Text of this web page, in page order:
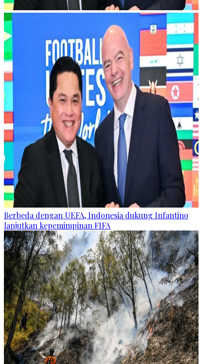
Berbeda dengan UEFA, Indonesia dukung Infantino
lanjutkan kepemimpinan FIFA